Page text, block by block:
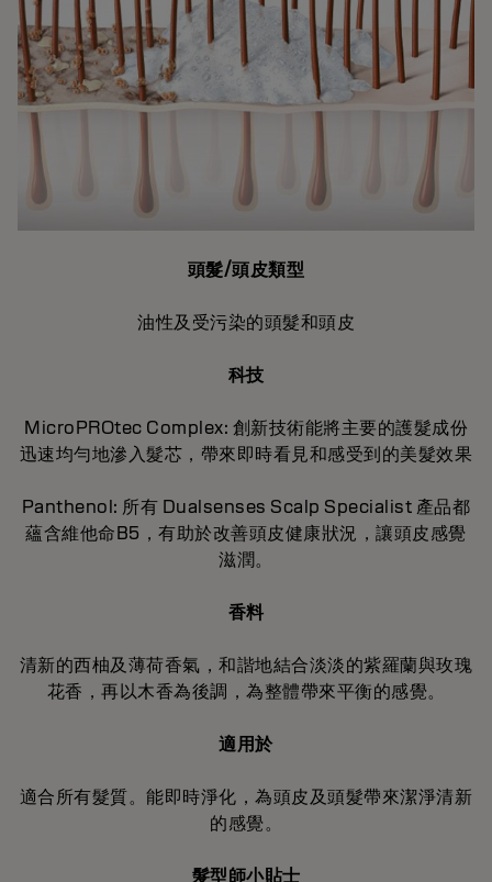
頭髮/頭皮類型
油性及受污染的頭髮和頭皮
科技
MicroPROtec Complex: 創新技術能將主要的護髮成份
迅速均勻地滲入髮芯，帶來即時看見和感受到的美髮效果
Panthenol: 所有 Dualsenses Scalp Specialist 產品都
蘊含維他命B5，有助於改善頭皮健康狀況，讓頭皮感覺
滋潤。
香料
清新的西柚及薄荷香氣，和諧地結合淡淡的紫羅蘭與玫瑰
花香，再以木香為後調，為整體帶來平衡的感覺。
適用於
適合所有髮質。能即時淨化，為頭皮及頭髮帶來潔淨清新
的感覺。
髮型師小貼士